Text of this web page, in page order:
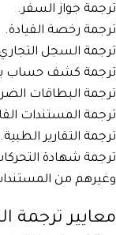
ترجمة جواز السفر.
ترجمة رخصة القيادة.
ترجمة السجل
ترجمة كشف حساب
ترجمة البطاقات
ترجمة المستندات
ترجمة التقارير الطبية.
ترجمة شهادة
وغيرهم من
معايير ترجمة